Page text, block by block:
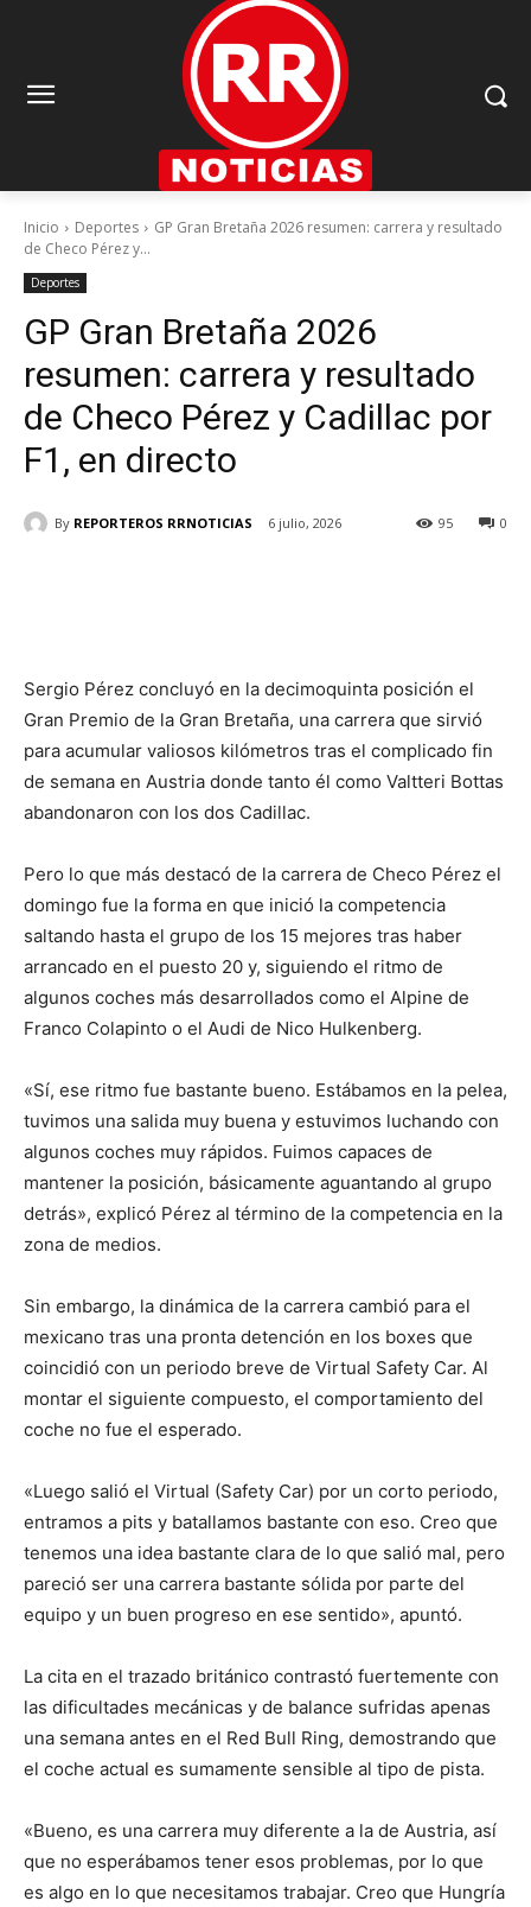
Inicio Deportes
GP Gran Bretaña 2026 resumen: carrera y resultado
de Checo Pérez y...
Deportes
GP Gran Bretaña 2026
resumen: carrera y resultado
de Checo Pérez y Cadillac por
F1, en directo
By REPORTEROS RRNOTICIAS 6 julio, 2026 0
95
Sergio Pérez concluyó en la decimoquinta posición el
Gran Premio de la Gran Bretaña, una carrera que sirvió
para acumular valiosos kilómetros tras el complicado fin
de semana en Austria donde tanto él como Valtteri Bottas
abandonaron con los dos Cadillac.
Pero lo que más destacó de la carrera de Checo Pérez el
domingo fue la forma en que inició la competencia
saltando hasta el grupo de los 15 mejores tras haber
arrancado en el puesto 20 y, siguiendo el ritmo de
algunos coches más desarrollados como el Alpine de
Franco Colapinto o el Audi de Nico Hulkenberg.
«Sí, ese ritmo fue bastante bueno. Estábamos en la pelea,
tuvimos una salida muy buena y estuvimos luchando con
algunos coches muy rápidos. Fuimos capaces de
mantener la posición, básicamente aguantando al grupo
detrás», explicó Pérez al término de la competencia en la
zona de medios.
Sin embargo, la dinámica de la carrera cambió para el
mexicano tras una pronta detención en los boxes que
coincidió con un periodo breve de Virtual Safety Car. Al
montar el siguiente compuesto, el comportamiento del
coche no fue el esperado.
«Luego salió el Virtual (Safety Car) por un corto periodo,
entramos a pits y batallamos bastante con eso. Creo que
tenemos una idea bastante clara de lo que salió mal, pero
pareció ser una carrera bastante sólida por parte del
equipo y un buen progreso en ese sentido», apuntó.
La cita en el trazado británico contrastó fuertemente con
las dificultades mecánicas y de balance sufridas apenas
una semana antes en el Red Bull Ring, demostrando que
el coche actual es sumamente sensible al tipo de pista.
«Bueno, es una carrera muy diferente a la de Austria, así
que no esperábamos tener esos problemas, por lo que
es algo en lo que necesitamos trabajar. Creo que Hungría